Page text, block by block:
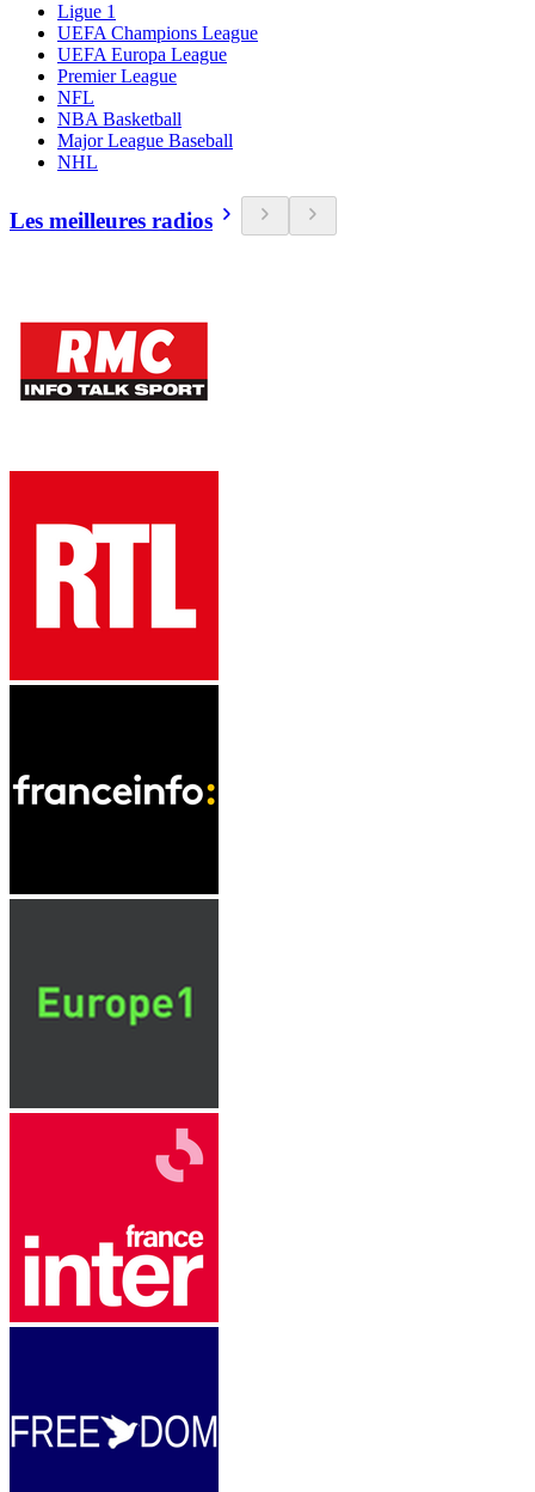
Ligue 1
UEFA Champions League
UEFA Europa League
Premier League
NFL
NBA Basketball
Major League Baseball
NHL
Les meilleures radios